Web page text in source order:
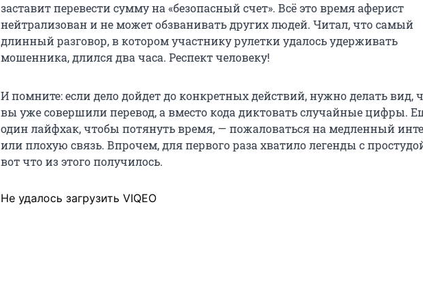
заставит перевести сумму на «безопасный счет». Всё это время аферист
нейтрализован и не может обзванивать других людей. Читал, что самый
длинный разговор, в котором участнику рулетки удалось удерживать
мошенника, длился два часа. Респект человеку!
И помните: если дело дойдет до конкретных действий, нужно делать вид,
вы уже совершили перевод, а вместо кода диктовать случайные цифры.
один лайфхак, чтобы потянуть время, — пожаловаться на медленный
или плохую связь. Впрочем, для первого раза хватило легенды с
вот что из этого получилось.
Не удалось загрузить VIQEO